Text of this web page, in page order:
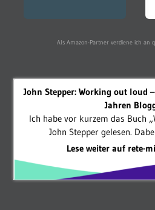
Als Amazon-Partner verdiene ich an
John Stepper: Working out loud
Jahren
Ich habe vor kurzem das Buch
John Stepper gelesen.
Lese weiter auf rete-